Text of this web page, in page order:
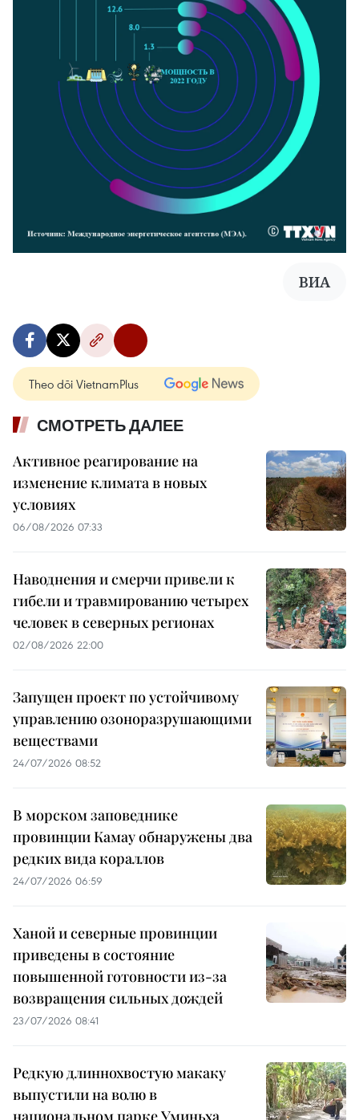
ВИА
Theo dõi VietnamPlus
СМОТРЕТЬ ДАЛЕЕ
Активное реагирование на
изменение климата в новых
условиях
06/08/2026 07:33
Наводнения и смерчи привели к
гибели и травмированию четырех
человек в северных регионах
02/08/2026 22:00
Запущен проект по устойчивому
управлению озоноразрушающими
веществами
24/07/2026 08:52
В морском заповеднике
провинции Камау обнаружены два
редких вида кораллов
24/07/2026 06:59
Ханой и северные провинции
приведены в состояние
повышенной готовности из-за
возвращения сильных дождей
23/07/2026 08:41
Редкую длиннохвостую макаку
выпустили на волю в
национальном парке Уминьха